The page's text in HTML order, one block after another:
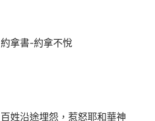
約拿書-約拿不悅
百姓沿途埋怨，惹怒耶和華神